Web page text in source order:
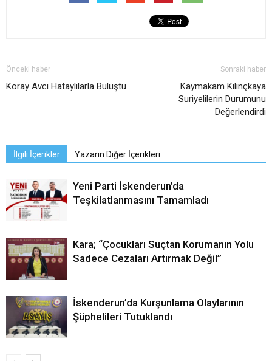
Önceki haber
Koray Avcı Hataylılarla Buluştu
Sonraki haber
Kaymakam Kılınçkaya
Suriyelilerin Durumunu
Değerlendirdi
İlgili İçerikler Yazarın Diğer İçerikleri
Yeni Parti İskenderun’da
Teşkilatlanmasını Tamamladı
Kara; “Çocukları Suçtan Korumanın Yolu
Sadece Cezaları Artırmak Değil”
İskenderun’da Kurşunlama Olaylarının
Şüphelileri Tutuklandı